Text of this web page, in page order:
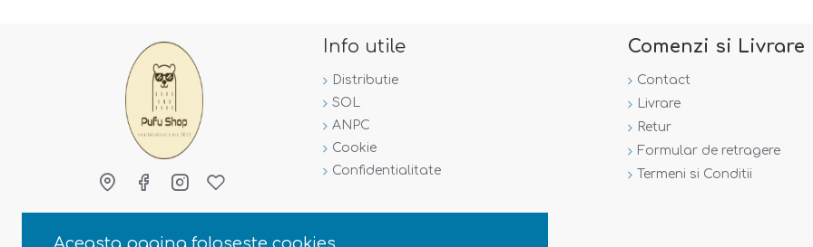
Aceasta pagina foloseste cookies.
Info utile
Distributie
SOL
ANPC
Cookie
Confidentialitate
Comenzi si Livrare
Contact
Livrare
Retur
Formular de retragere
Termeni si Conditii